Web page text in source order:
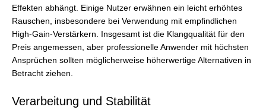
Effekten abhängt. Einige Nutzer erwähnen ein leicht erhöhtes
Rauschen, insbesondere bei Verwendung mit empfindlichen
High-Gain-Verstärkern. Insgesamt ist die Klangqualität für den
Preis angemessen, aber professionelle Anwender mit höchsten
Ansprüchen sollten möglicherweise höherwertige Alternativen in
Betracht ziehen.
Verarbeitung und Stabilität